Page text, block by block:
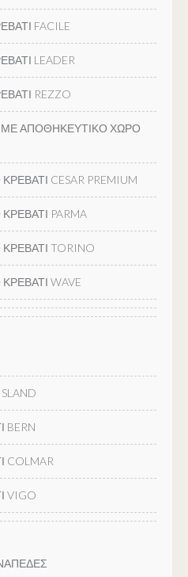
FACILE
LEADER
REZZO
ΑΠΟΘΗΚΕΥΤΙΚΟ ΧΩΡΟ
CESAR PREMIUM
PARMA
TORINO
WAVE
BERN
COLMAR
VIGO